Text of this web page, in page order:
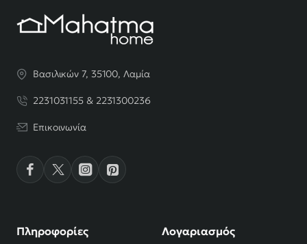
Βασιλικών 7, 35100, Λαμία
2231031155 & 2231300236
Επικοινωνία
Πληροφορίες Λογαριασμός